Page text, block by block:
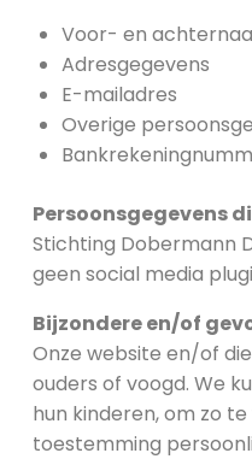
Voor- en
Adresgegevens
E-mailadres
Overige
Persoonsgegevens
Stichting Dobermann
geen social media
Bijzondere en/of
Onze website en/of
ouders of voogd. We
hun kinderen, om zo
toestemming